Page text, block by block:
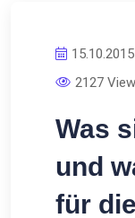
15.10.2015
2127
Was
und
für